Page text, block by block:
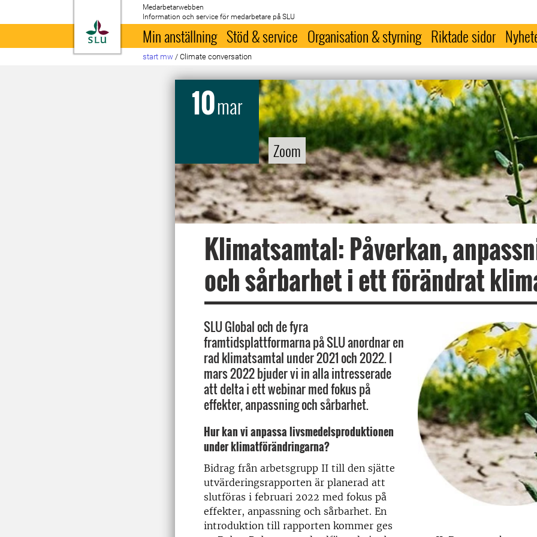
Till startsida
Medarbetarwebben
Information och service för medarbetare på SLU
Min anställning Stöd & service Organisation & styrning Riktade sidor
start mw / Climate conversation
10mar
Zoom
Klimatsamtal: Påverkan,
och sårbarhet i ett förändrat
SLU Global och de fyra
framtidsplattformarna på SLU anordnar en
rad klimatsamtal under 2021 och 2022. I
mars 2022 bjuder vi in ​​alla intresserade
att delta i ett webinar med fokus på
effekter, anpassning och sårbarhet.
Hur kan vi anpassa livsmedelsproduktionen
under klimatförändringarna?
Bidrag från arbetsgrupp II till den sjätte
utvärderingsrapporten är planerad att
slutföras i februari 2022 med fokus på
effekter, anpassning och sårbarhet. En
introduktion till rapporten kommer ges